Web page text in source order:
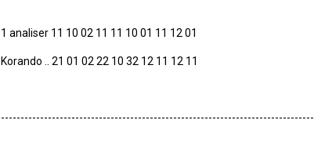
1 analiser 11 10 02 11 11 10 01 11 12 01
Korando .. 21 01 02 22 10 32 12 11 12 11
--------------------------------------------------------------------------------